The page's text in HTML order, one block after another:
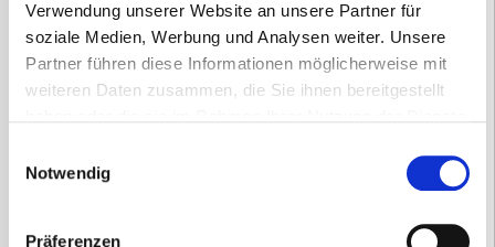
Verwendung unserer Website an unsere Partner für
soziale Medien, Werbung und Analysen weiter. Unsere
Partner führen diese Informationen möglicherweise mit
weiteren Daten zusammen, die Sie ihnen bereitgestellt
Notwendig
Präferenzen